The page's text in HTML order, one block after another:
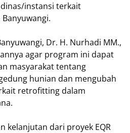
instansi terkait
Dr. H. Nurhadi MM.,
agar program ini dapat
masyarakat tentang
hunian dan mengubah
retrofitting dalam
kelanjutan dari proyek EQR